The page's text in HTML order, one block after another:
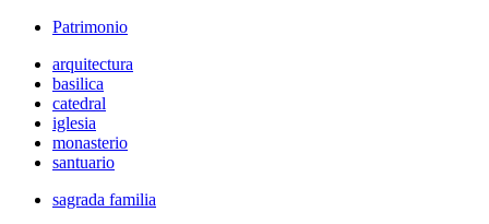
Patrimonio
arquitectura
basilica
catedral
iglesia
monasterio
santuario
sagrada familia